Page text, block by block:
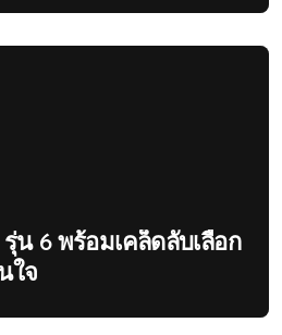
รุ่น 6 พร้อมเคล็ดลับเลือก
ใจ